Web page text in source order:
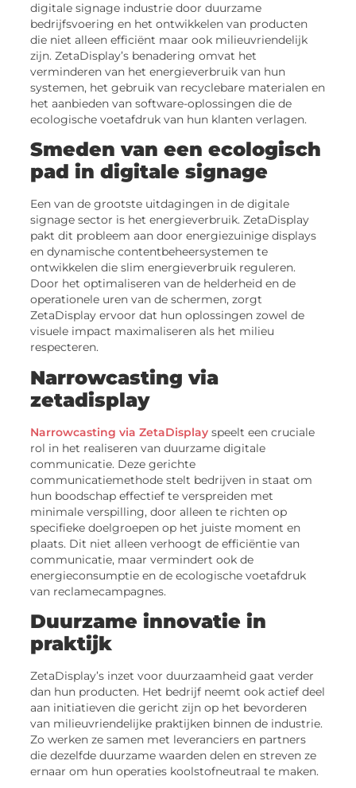
digitale signage industrie door duurzame
bedrijfsvoering en het ontwikkelen van producten
die niet alleen efficiënt maar ook milieuvriendelijk
zijn. ZetaDisplay’s benadering omvat het
verminderen van het energieverbruik van hun
systemen, het gebruik van recyclebare materialen en
het aanbieden van software-oplossingen die de
ecologische voetafdruk van hun klanten verlagen.
Smeden van een ecologisch
pad in digitale signage
Een van de grootste uitdagingen in de digitale
signage sector is het energieverbruik. ZetaDisplay
pakt dit probleem aan door energiezuinige displays
en dynamische contentbeheersystemen te
ontwikkelen die slim energieverbruik reguleren.
Door het optimaliseren van de helderheid en de
operationele uren van de schermen, zorgt
ZetaDisplay ervoor dat hun oplossingen zowel de
visuele impact maximaliseren als het milieu
respecteren.
Narrowcasting via
zetadisplay
Narrowcasting via ZetaDisplay speelt een cruciale
rol in het realiseren van duurzame digitale
communicatie. Deze gerichte
communicatiemethode stelt bedrijven in staat om
hun boodschap effectief te verspreiden met
minimale verspilling, door alleen te richten op
specifieke doelgroepen op het juiste moment en
plaats. Dit niet alleen verhoogt de efficiëntie van
communicatie, maar vermindert ook de
energieconsumptie en de ecologische voetafdruk
van reclamecampagnes.
Duurzame innovatie in
praktijk
ZetaDisplay’s inzet voor duurzaamheid gaat verder
dan hun producten. Het bedrijf neemt ook actief deel
aan initiatieven die gericht zijn op het bevorderen
van milieuvriendelijke praktijken binnen de industrie.
Zo werken ze samen met leveranciers en partners
die dezelfde duurzame waarden delen en streven ze
ernaar om hun operaties koolstofneutraal te maken.